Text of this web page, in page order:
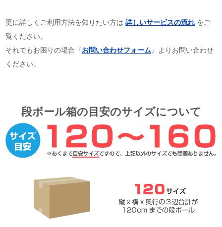
更に詳しくご利用方法を知りたい方は詳しいサービスの流れ をご
覧ください。
それでもお困りの場合『お問い合わせフォーム』よりお問い合わせ
ください。
段ボール箱の目安のサイズについて